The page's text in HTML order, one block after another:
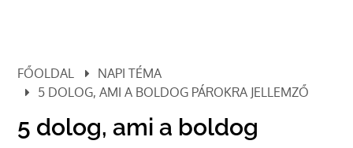
FŐOLDAL
NAPI TÉMA
5 DOLOG, AMI A BOLDOG PÁROKRA JELLEMZŐ
5 dolog, ami a boldog